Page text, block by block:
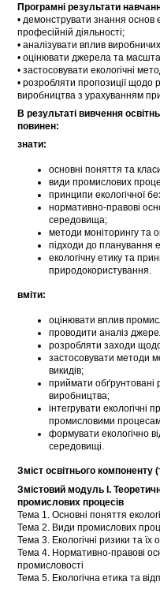
Програмні результати
• демонструвати знання основ
професійній діяльності;
• аналізувати вплив
• оцінювати джерела та
• застосовувати екологічні
• розробляти пропозиції щодо
виробництва з урахуванням
В результаті вивчення
повинен:
знати:
основні поняття та
види промислових
принципи екологічної
нормативно-правові
середовища;
методи моніторингу та
підходи до планування
екологічну етику та
природокористування.
вміти:
оцінювати вплив
проводити аналіз
розробляти заходи щодо
застосовувати методи
викидів;
приймати обґрунтовані
виробництва;
інтегрувати екологічні
промисловими
формувати екологічно
середовищі.
Зміст освітнього компоненту
Змістовий модуль І.
промислових процесів
Тема 1. Основні поняття
Тема 2. Види промислових
Тема 3. Екологічні ризики та їх
Тема 4. Нормативно-правові
промисловості
Тема 5. Екологічна етика та